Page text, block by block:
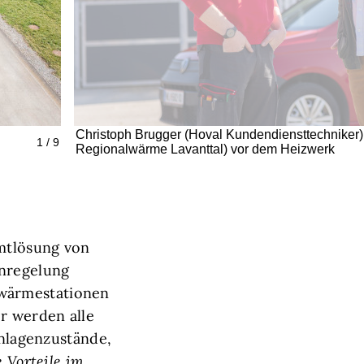
1 / 9
Christoph Brugger (Hoval
Regionalwärme Lavanttal) vor dem Heizwerk
von
werden alle